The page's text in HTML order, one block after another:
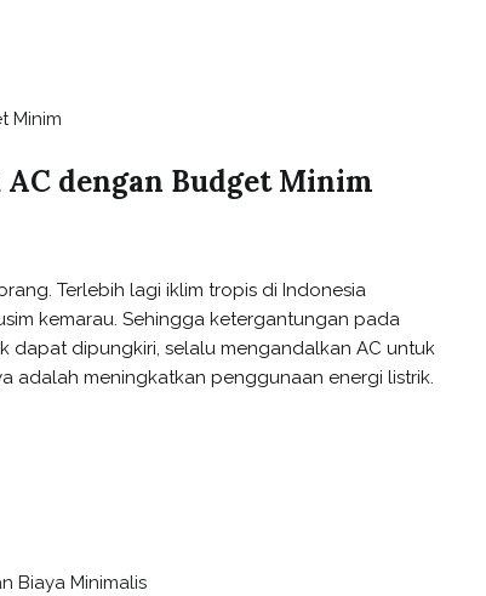
dengan Budget Minim
Terlebih lagi iklim tropis di Indonesia
kemarau. Sehingga ketergantungan pada
dapat dipungkiri, selalu mengandalkan AC untuk
adalah meningkatkan penggunaan energi listrik.